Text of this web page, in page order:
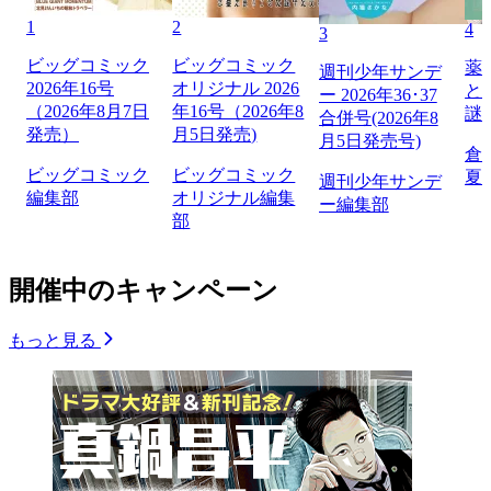
1
ビッグコミック
2026年16号
（2026年8月7日
発売）
ビッグコミック
編集部
2
ビッグコミック
オリジナル 2026
年16号（2026年8
月5日発売)
ビッグコミック
オリジナル編集
部
3
週刊少年サンデ
ー 2026年36･37
合併号(2026年8
月5日発売号)
週刊少年サンデ
ー編集部
4
薬
と
謎
倉
夏
開催中のキャンペーン
もっと見る